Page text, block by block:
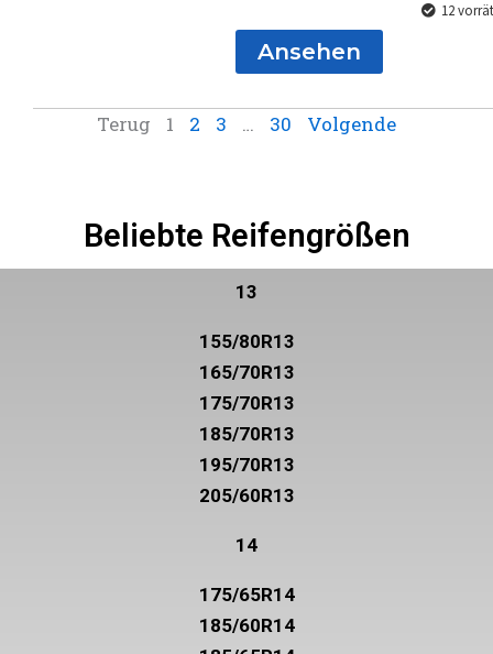
12
Ansehen
Terug 1 2 3 … 30 Volgende
Beliebte Reifengrößen
13
155/80R13
165/70R13
175/70R13
185/70R13
195/70R13
205/60R13
14
175/65R14
185/60R14